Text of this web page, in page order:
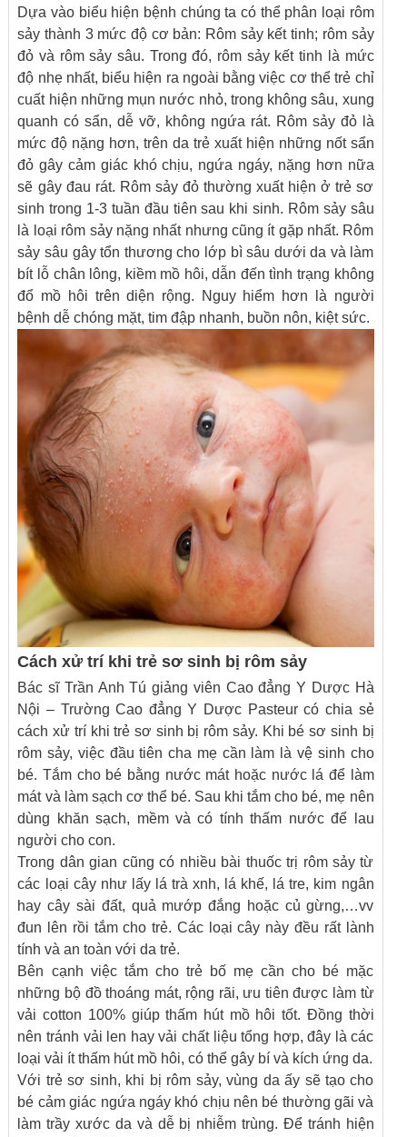
Dựa vào biểu hiện bệnh chúng ta có thể phân loại rôm
sảy thành 3 mức độ cơ bản: Rôm sảy kết tinh; rôm sảy
đỏ và rôm sảy sâu. Trong đó, rôm sảy kết tinh là mức
độ nhẹ nhất, biểu hiện ra ngoài bằng việc cơ thể trẻ chỉ
cuất hiện những mụn nước nhỏ, trong không sâu, xung
quanh có sẩn, dễ vỡ, không ngứa rát. Rôm sảy đỏ là
mức độ nặng hơn, trên da trẻ xuất hiện những nốt sẩn
đỏ gây cảm giác khó chịu, ngứa ngáy, nặng hơn nữa
sẽ gây đau rát. Rôm sảy đỏ thường xuất hiện ở trẻ sơ
sinh trong 1-3 tuần đầu tiên sau khi sinh. Rôm sảy sâu
là loại rôm sảy nặng nhất nhưng cũng ít gặp nhất. Rôm
sảy sâu gây tổn thương cho lớp bì sâu dưới da và làm
bít lỗ chân lông, kiềm mồ hôi, dẫn đến tình trạng không
đổ mồ hôi trên diện rộng. Nguy hiểm hơn là người
bệnh dễ chóng mặt, tim đập nhanh, buồn nôn, kiệt sức.
Cách xử trí khi trẻ sơ sinh bị rôm sảy
Bác sĩ Trần Anh Tú giảng viên Cao đẳng Y Dược Hà
Nội – Trường Cao đẳng Y Dược Pasteur có chia sẻ
cách xử trí khi trẻ sơ sinh bị rôm sảy. Khi bé sơ sinh bị
rôm sảy, việc đầu tiên cha mẹ cần làm là vệ sinh cho
bé. Tắm cho bé bằng nước mát hoặc nước lá để làm
mát và làm sạch cơ thể bé. Sau khi tắm cho bé, mẹ nên
dùng khăn sạch, mềm và có tính thấm nước để lau
người cho con.
Trong dân gian cũng có nhiều bài thuốc trị rôm sảy từ
các loại cây như lấy lá trà xnh, lá khế, lá tre, kim ngân
hay cây sài đất, quả mướp đắng hoặc củ gừng,…vv
đun lên rồi tắm cho trẻ. Các loại cây này đều rất lành
tính và an toàn với da trẻ.
Bên cạnh việc tắm cho trẻ bố mẹ cần cho bé mặc
những bộ đồ thoáng mát, rộng rãi, ưu tiên được làm từ
vải cotton 100% giúp thấm hút mồ hôi tốt. Đồng thời
nên tránh vải len hay vải chất liệu tổng hợp, đây là các
loại vải ít thấm hút mồ hôi, có thể gây bí và kích ứng da.
Với trẻ sơ sinh, khi bị rôm sảy, vùng da ấy sẽ tạo cho
bé cảm giác ngứa ngáy khó chịu nên bé thường gãi và
làm trầy xước da và dễ bị nhiễm trùng. Để tránh hiện